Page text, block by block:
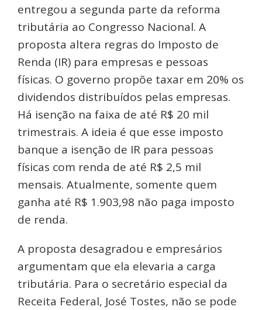
entregou a segunda parte da reforma
tributária ao Congresso Nacional. A
proposta altera regras do Imposto de
Renda (IR) para empresas e pessoas
físicas. O governo propõe taxar em 20% os
dividendos distribuídos pelas empresas.
Há isenção na faixa de até R$ 20 mil
trimestrais. A ideia é que esse imposto
banque a isenção de IR para pessoas
físicas com renda de até R$ 2,5 mil
mensais. Atualmente, somente quem
ganha até R$ 1.903,98 não paga imposto
de renda.
A proposta desagradou e empresários
argumentam que ela elevaria a carga
tributária. Para o secretário especial da
Receita Federal, José Tostes, não se pode